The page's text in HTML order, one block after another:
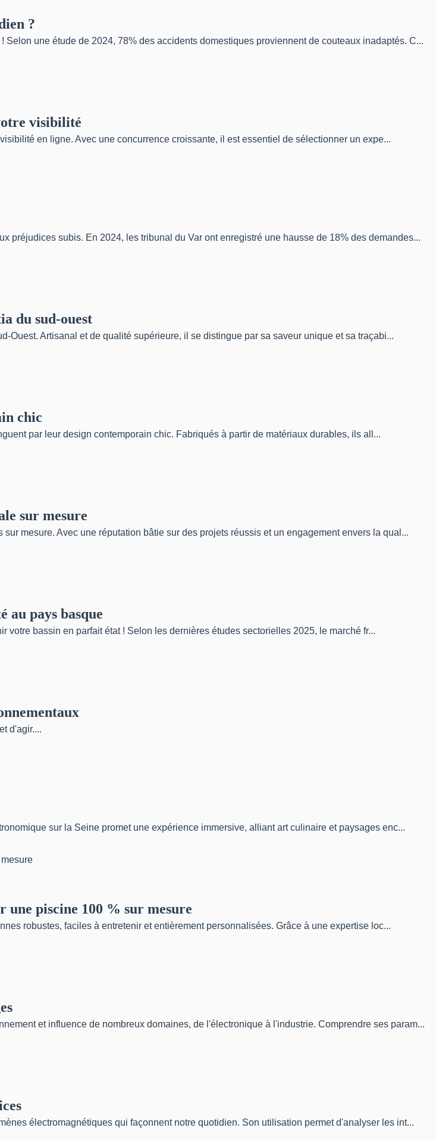
?
une étude de 2024, 78% des accidents domestiques proviennent de couteaux inadaptés. C...
visibilité
en ligne. Avec une concurrence croissante, il est essentiel de sélectionner un expe...
préjudices subis. En 2024, les tribunal du Var ont enregistré une hausse de 18% des demandes...
du sud-ouest
Artisanal et de qualité supérieure, il se distingue par sa saveur unique et sa traçabi...
chic
par leur design contemporain chic. Fabriqués à partir de matériaux durables, ils all...
sur mesure
mesure. Avec une réputation bâtie sur des projets réussis et un engagement envers la qual...
au pays basque
bassin en parfait état ! Selon les dernières études sectorielles 2025, le marché fr...
d'agir....
sur la Seine promet une expérience immersive, alliant art culinaire et paysages enc...
une piscine 100 % sur mesure
robustes, faciles à entretenir et entièrement personnalisées. Grâce à une expertise loc...
et influence de nombreux domaines, de l'électronique à l'industrie. Comprendre ses param...
électromagnétiques qui façonnent notre quotidien. Son utilisation permet d'analyser les int...